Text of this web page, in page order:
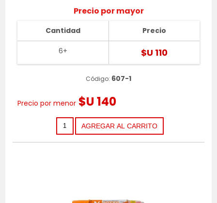
Precio por mayor
Cantidad
6+
Precio
$U 110
Código: 607-1
Precio por menor $U 140